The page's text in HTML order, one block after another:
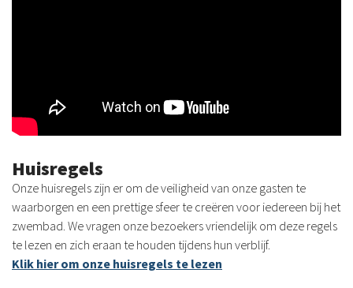
Huisregels
Onze huisregels zijn er om de veiligheid van onze gasten te
waarborgen en een prettige sfeer te creëren voor iedereen bij het
zwembad. We vragen onze bezoekers vriendelijk om deze regels
te lezen en zich eraan te houden tijdens hun verblijf.
Klik hier om onze huisregels te lezen